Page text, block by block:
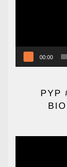
00:00
PYP